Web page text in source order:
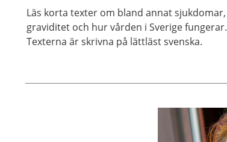
Läs korta texter om bland annat sjukdomar,
graviditet och hur vården i Sverige fungerar.
Texterna är skrivna på lättläst svenska.